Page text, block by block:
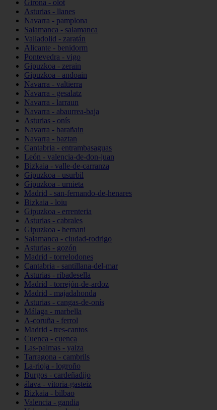
Girona - olot
Asturias - llanes
Navarra - pamplona
Salamanca - salamanca
Valladolid - zaratán
Alicante - benidorm
Pontevedra - vigo
Gipuzkoa - zerain
Gipuzkoa - andoain
Navarra - valtierra
Navarra - gesalatz
Navarra - larraun
Navarra - abaurrea-baja
Asturias - onís
Navarra - barañain
Navarra - baztan
Cantabria - entrambasaguas
León - valencia-de-don-juan
Bizkaia - valle-de-carranza
Gipuzkoa - usurbil
Gipuzkoa - urnieta
Madrid - san-fernando-de-henares
Bizkaia - loiu
Gipuzkoa - errenteria
Asturias - cabrales
Gipuzkoa - hernani
Salamanca - ciudad-rodrigo
Asturias - gozón
Madrid - torrelodones
Cantabria - santillana-del-mar
Asturias - ribadesella
Madrid - torrejón-de-ardoz
Madrid - majadahonda
Asturias - cangas-de-onís
Málaga - marbella
A-coruña - ferrol
Madrid - tres-cantos
Cuenca - cuenca
Las-palmas - yaiza
Tarragona - cambrils
La-rioja - logroño
Burgos - cardeñadijo
álava - vitoria-gasteiz
Bizkaia - bilbao
Valencia - gandia